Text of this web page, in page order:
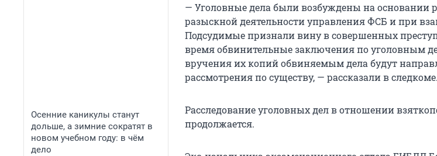
Осенние каникулы станут
дольше, а зимние сократят в
новом учебном году: в чём
дело
— Уголовные дела были возбуждены на основании
разыскной деятельности управления ФСБ и при
Подсудимые признали вину в совершенных
время обвинительные заключения по уголовным
вручения их копий обвиняемым дела будут
рассмотрения по существу, — рассказали в следкоме.
Расследование уголовных дел в отношении
продолжается.